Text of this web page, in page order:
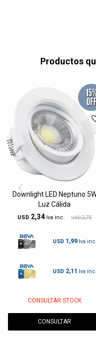
Productos
Downlight LED Neptuno
Luz Cálida
USD 2,34 USD 2,75
USD 1,99
USD 2,11
CONSULTAR STOCK
CONSULTAR